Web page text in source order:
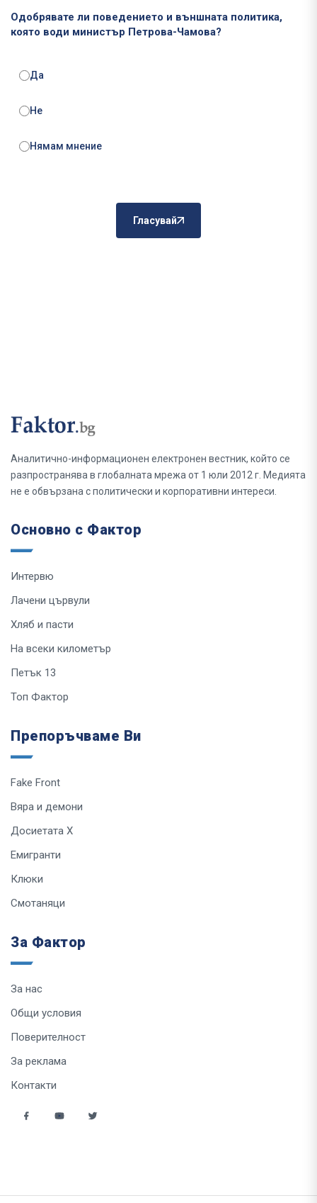
Одобрявате ли поведението и външната политика,
която води министър Петрова-Чамова?
Да
Не
Нямам мнение
Гласувай
Аналитично-информационен електронен вестник, който се
разпространява в глобалната мрежа от 1 юли 2012 г. Медията
не е обвързана с политически и корпоративни интереси.
Основно с Фактор
Интервю
Лачени цървули
Хляб и пасти
На всеки километър
Петък 13
Топ Фактор
Препоръчваме Ви
Fake Front
Вяра и демони
Досиетата Х
Емигранти
Клюки
Смотаняци
За Фактор
За нас
Общи условия
Поверителност
За реклама
Контакти